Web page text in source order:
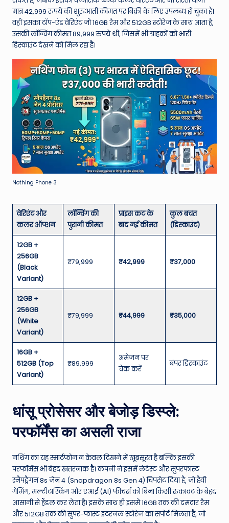
मात्र 42,999 रुपये की शुरुआती कीमत पर बिक्री के लिए उपलब्ध हो चुका है।
वहीं इसका टॉप-एंड वेरिएंट जो 16GB रैम और 512GB स्टोरेज के साथ आता है,
उसकी लॉन्चिंग कीमत 89,999 रुपये थी, जिसमें भी ग्राहकों को भारी
डिस्काउंट देखने को मिल रहा है।
Nothing Phone 3
वेरिएंट और
कलर ऑप्शन
लॉन्चिंग की
पुरानी कीमत
प्राइस कट के
बाद नई कीमत
कुल बचत
(डिस्काउंट)
12GB +
256GB
(Black
Variant)
₹79,999 ₹42,999 ₹37,000
12GB +
256GB
(White
Variant)
₹79,999 ₹44,999 ₹35,000
16GB +
512GB (Top
Variant)
₹89,999
अमेजन पर
चेक करें
बंपर डिस्काउंट
धांसू प्रोसेसर और बेजोड़ डिस्प्ले:
परफॉर्मेंस का असली राजा
नथिंग का यह स्मार्टफोन न केवल दिखने में खूबसूरत है बल्कि इसकी
परफॉर्मेंस भी बेहद खतरनाक है। कंपनी ने इसमें लेटेस्ट और सुपरफास्ट
स्नैपड्रैगन 8s जेन 4 (Snapdragon 8s Gen 4) चिपसेट दिया है, जो हैवी
गेमिंग, मल्टीटास्किंग और एआई (AI) फीचर्स को बिना किसी रुकावट के बेहद
आसानी से हैंडल कर लेता है। इसके साथ ही इसमें 16GB तक की दमदार रैम
और 512GB तक की सुपर-फास्ट इंटरनल स्टोरेज का सपोर्ट मिलता है, जो